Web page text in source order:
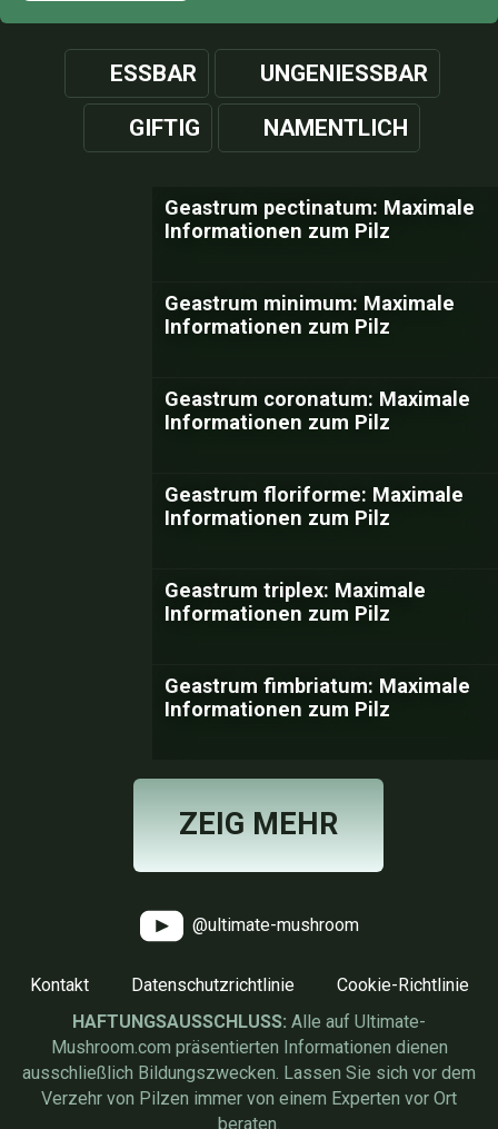
ESSBAR UNGENIESSBAR
GIFTIG NAMENTLICH
Geastrum pectinatum: Maximale
Informationen zum Pilz
Geastrum minimum: Maximale
Informationen zum Pilz
Geastrum coronatum: Maximale
Informationen zum Pilz
Geastrum floriforme: Maximale
Informationen zum Pilz
Geastrum triplex: Maximale
Informationen zum Pilz
Geastrum fimbriatum: Maximale
Informationen zum Pilz
ZEIG MEHR
@ultimate-mushroom
Kontakt Datenschutzrichtlinie
Cookie-Richtlinie
HAFTUNGSAUSSCHLUSS: Alle auf Ultimate-
Mushroom.com präsentierten Informationen dienen
ausschließlich Bildungszwecken. Lassen Sie sich vor dem
Verzehr von Pilzen immer von einem Experten vor Ort
beraten.